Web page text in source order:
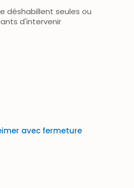
déshabillent seules ou
d'intervenir
avec fermeture